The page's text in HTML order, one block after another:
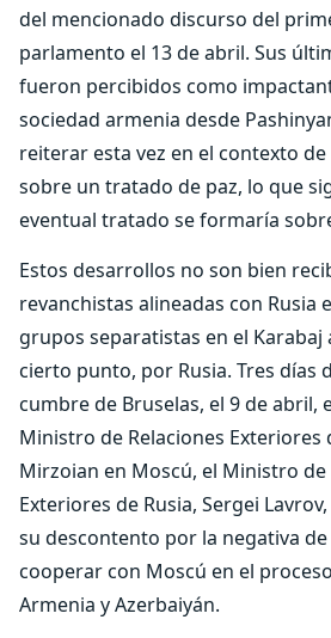
del mencionado discurso del
parlamento el 13 de abril. Sus
fueron percibidos como
sociedad armenia desde
reiterar esta vez en el contexto
sobre un tratado de paz, lo que
eventual tratado se formaría
Estos desarrollos no son bien
revanchistas alineadas con Rusia
grupos separatistas en el Karabaj
cierto punto, por Rusia. Tres días
cumbre de Bruselas, el 9 de abril,
Ministro de Relaciones Exteriores
Mirzoian en Moscú, el Ministro de
Exteriores de Rusia, Sergei
su descontento por la negativa
cooperar con Moscú en el
Armenia y Azerbaiyán.